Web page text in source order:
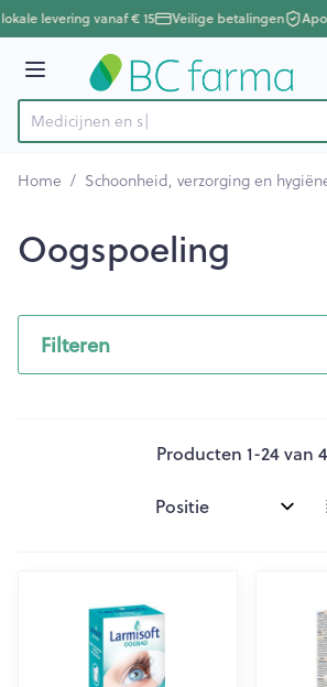
Ga naar de inhoud
1 van 1
levering vanaf € 15 Veilige betalingen
Menu
Product, merk, categorie...
Home / Schoonheid, verzorging en
Oogspoeling
Filteren
Producten 1-24van
Sorteer op: